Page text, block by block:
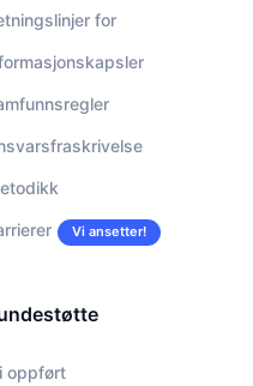
for
Vi ansetter!
oppført